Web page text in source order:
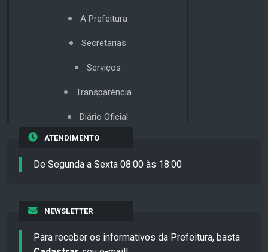
A Prefeitura
Secretarias
Serviços
Transparência
Diário Oficial
ATENDIMENTO
De Segunda a Sexta 08:00 às 18:00
NEWSLETTER
Para receber os informativos da Prefeitura, basta